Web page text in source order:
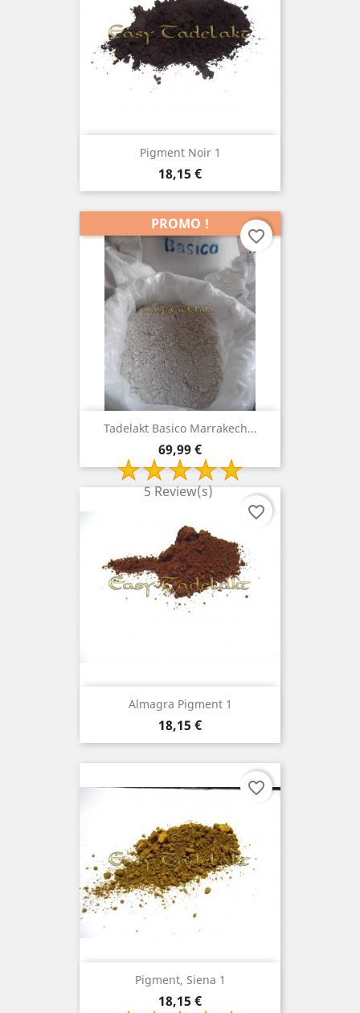
Pigment Noir 1
Prix
18,15 €
Tadelakt Basico Marrakech...
Prix
69,99 €
5 Review(s)
PROMO !
favorite_border
Almagra Pigment 1
Prix
18,15 €
favorite_border
Pigment, Siena 1
Prix
18,15 €
favorite_border